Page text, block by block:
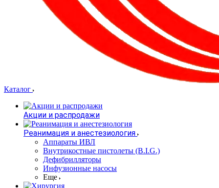
Каталог
Акции и распродажи
Реанимация и анестезиология
Аппараты ИВЛ
Внутрикостные пистолеты (B.I.G.)
Дефибрилляторы
Инфузионные насосы
Еще